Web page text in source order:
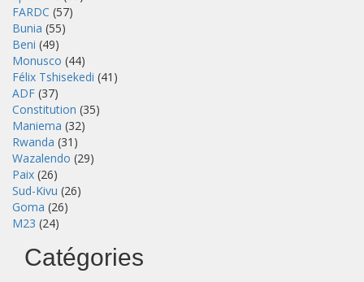
FARDC (57)
Bunia (55)
Beni (49)
Monusco (44)
Félix Tshisekedi (41)
ADF (37)
Constitution (35)
Maniema (32)
Rwanda (31)
Wazalendo (29)
Paix (26)
Sud-Kivu (26)
Goma (26)
M23 (24)
Catégories